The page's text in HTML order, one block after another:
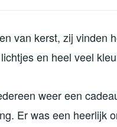
van kerst, zij vinden
en heel veel
weer een
Er was een heerlijk